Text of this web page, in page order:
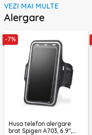
VEZI MAI MULTE
Alergare
-7%
Husa telefon alergare
brat Spigen A703, 6.9",